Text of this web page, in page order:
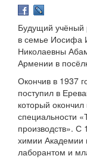
Будущий учёный
в семье Иосифа
Николаевны
Армении в
Окончив в 1937
поступил в
который
специальности
производств». С
химии Академии
лаборантом и